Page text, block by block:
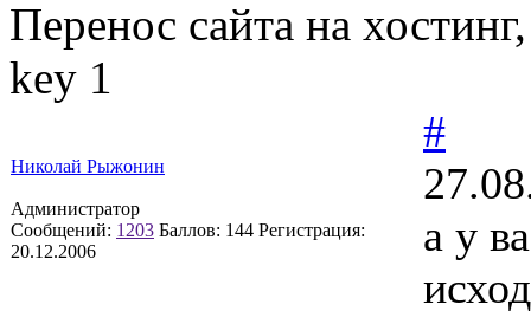
Перенос сайта на
key 1
Николай Рыжонин
Администратор
Сообщений: 1203 Баллов: 144 Регистрация:
20.12.2006
#
а у